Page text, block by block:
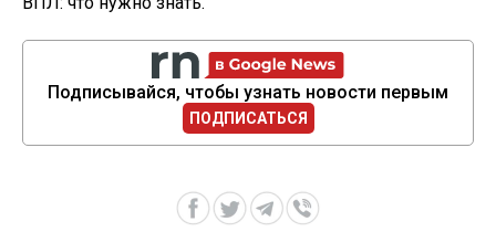
Подписывайся, чтобы узнать новости первым
ПОДПИСАТЬСЯ